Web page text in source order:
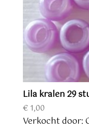
Lila kralen 29
€1,00
Verkocht door: